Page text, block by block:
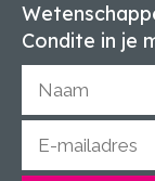
Condite in je